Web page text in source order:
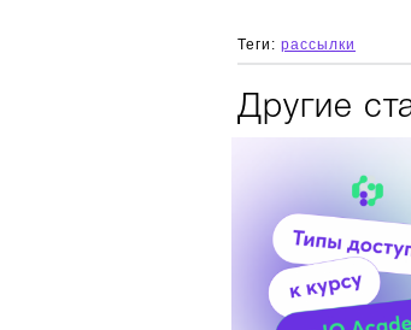
Теги: рассылки
Другие